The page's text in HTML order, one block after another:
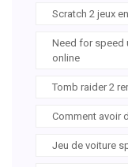
Scratch 2 jeux
Need for speed
online
Tomb raider 2
Comment avoir
Jeu de voiture